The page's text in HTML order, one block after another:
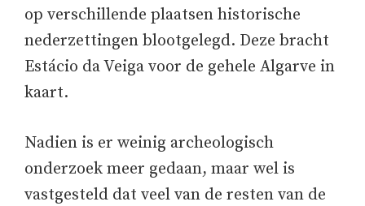
op verschillende plaatsen historische
nederzettingen blootgelegd. Deze bracht
Estácio da Veiga voor de gehele Algarve in
kaart.
Nadien is er weinig archeologisch
onderzoek meer gedaan, maar wel is
vastgesteld dat veel van de resten van de